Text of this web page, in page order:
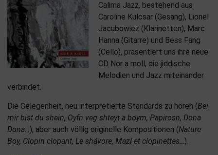
Calima Jazz, bestehend aus
Caroline Kulcsar (Gesang), Lionel
Jacubowiez (Klarinetten), Marc
Hanna (Gitarre) und Bess Fang
(Cello), präsentiert uns ihre neue
CD Nor a moll, die jiddische
Melodien und Jazz miteinander
verbindet.
Die Gelegenheit, neu interpretierte Standards zu hören (Bei
mir bist du shein, Oyfn veg shteyt a boym, Papirosn, Dona
Dona…), aber auch völlig originelle Kompositionen (Nature
Boy, Clopin clopant, Le shávore, Mazl et clopinettes…).